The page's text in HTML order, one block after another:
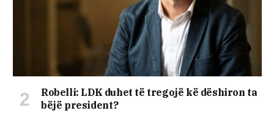
Robelli: LDK duhet të tregojë kë dëshiron ta
bëjë president?